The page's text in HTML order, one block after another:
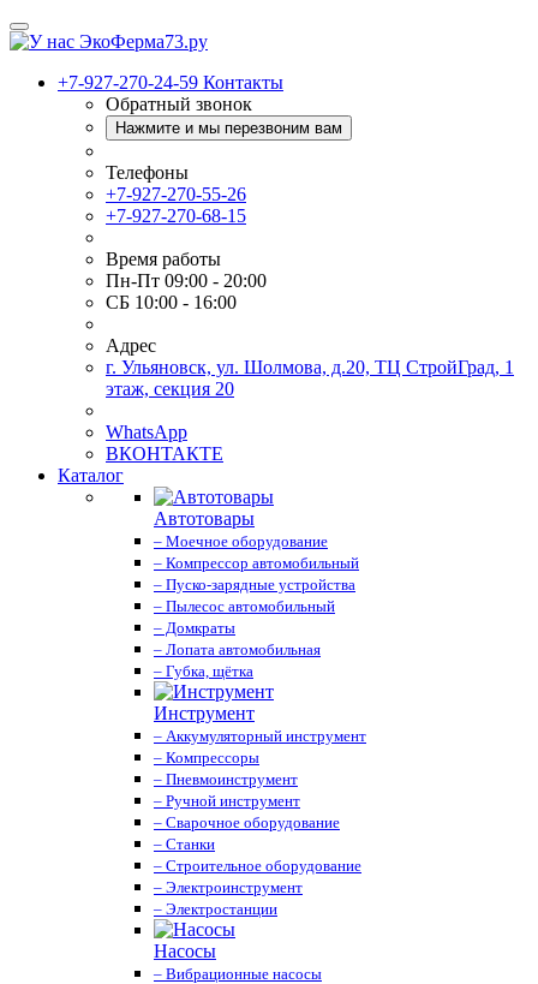
+7-927-270-24-59 Контакты
Обратный звонок
Нажмите и мы перезвоним вам
Телефоны
+7-927-270-55-26
+7-927-270-68-15
Время работы
Пн-Пт 09:00 - 20:00
СБ 10:00 - 16:00
Адрес
г. Ульяновск, ул. Шолмова, д.20, ТЦ СтройГрад, 1
этаж, секция 20
WhatsApp
ВКОНТАКТЕ
Каталог
Автотовары
– Моечное оборудование
– Компрессор автомобильный
– Пуско-зарядные устройства
– Пылесос автомобильный
– Домкраты
– Лопата автомобильная
– Губка, щётка
Инструмент
– Аккумуляторный инструмент
– Компрессоры
– Пневмоинструмент
– Ручной инструмент
– Сварочное оборудование
– Станки
– Строительное оборудование
– Электроинструмент
– Электростанции
Насосы
– Вибрационные насосы